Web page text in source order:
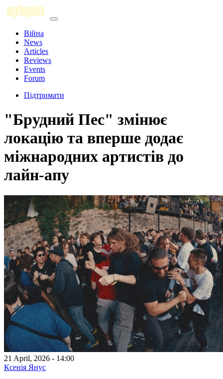
Війна
News
Articles
Reviews
Events
Forum
Підтримати
"Брудний Пес" змінює
локацію та вперше додає
міжнародних артистів до
лайн-апу
21 April, 2026 - 14:00
Ксенія Янус